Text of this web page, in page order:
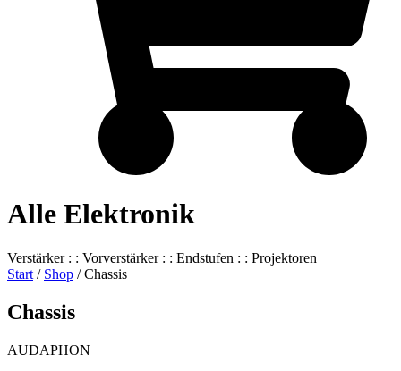
Alle Elektronik
Verstärker : : Vorverstärker : : Endstufen : : Projektoren
Start / Shop / Chassis
Chassis
AUDAPHON